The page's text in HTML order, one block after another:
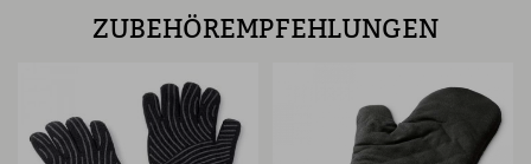
ZUBEHÖREMPFEHLUNGEN